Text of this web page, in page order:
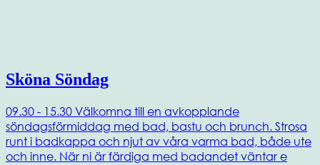
Sköna Söndag
09.30 - 15.30 Välkomna till en avkopplande
söndagsförmiddag med bad, bastu och brunch. Strosa
runt i badkappa och njut av våra varma bad, både ute
och inne. När ni är färdiga med badandet väntar e